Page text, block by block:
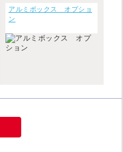
アルミボックス オプショ
ン